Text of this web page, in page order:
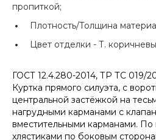
пропиткой;
Плотность/Толщина
Цвет отделки - Т.
ГОСТ 12.4.280-2014, ТР ТС 019/
Куртка прямого силуэта, с
центральной застёжкой на
нагрудными карманами с
вместительными карманами. По
хлястиками по боковым